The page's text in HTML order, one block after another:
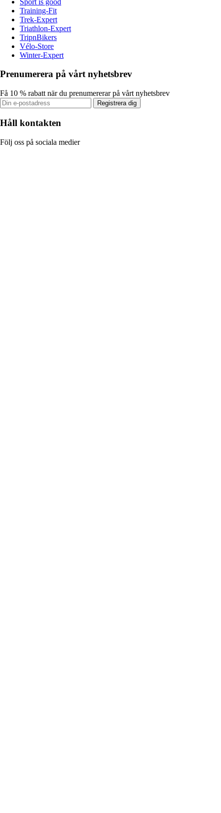
Training-Fit
Trek-Expert
Triathlon-Expert
TripnBikers
Vélo-Store
Winter-Expert
Prenumerera på vårt nyhetsbrev
Få 10 % rabatt när du prenumererar på vårt nyhetsbrev
Registrera dig
Håll kontakten
Följ oss på sociala medier